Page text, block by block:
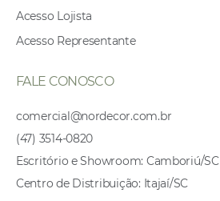
Acesso Lojista
Acesso Representante
FALE CONOSCO
comercial@nordecor.com.br
(47) 3514-0820
Escritório e Showroom: Camboriú/SC
Centro de Distribuição: Itajaí/SC